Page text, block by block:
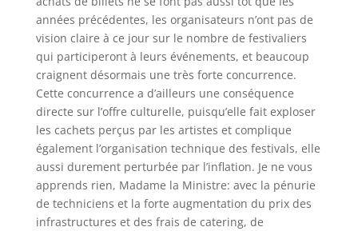
années précédentes, les organisateurs n’ont pas de
vision claire à ce jour sur le nombre de festivaliers
qui participeront à leurs événements, et beaucoup
craignent désormais une très forte concurrence.
Cette concurrence a d’ailleurs une conséquence
directe sur l’offre culturelle, puisqu’elle fait exploser
les cachets perçus par les artistes et complique
également l’organisation technique des festivals, elle
aussi durement perturbée par l’inflation. Je ne vous
apprends rien, Madame la Ministre: avec la pénurie
de techniciens et la forte augmentation du prix des
infrastructures et des frais de catering, de